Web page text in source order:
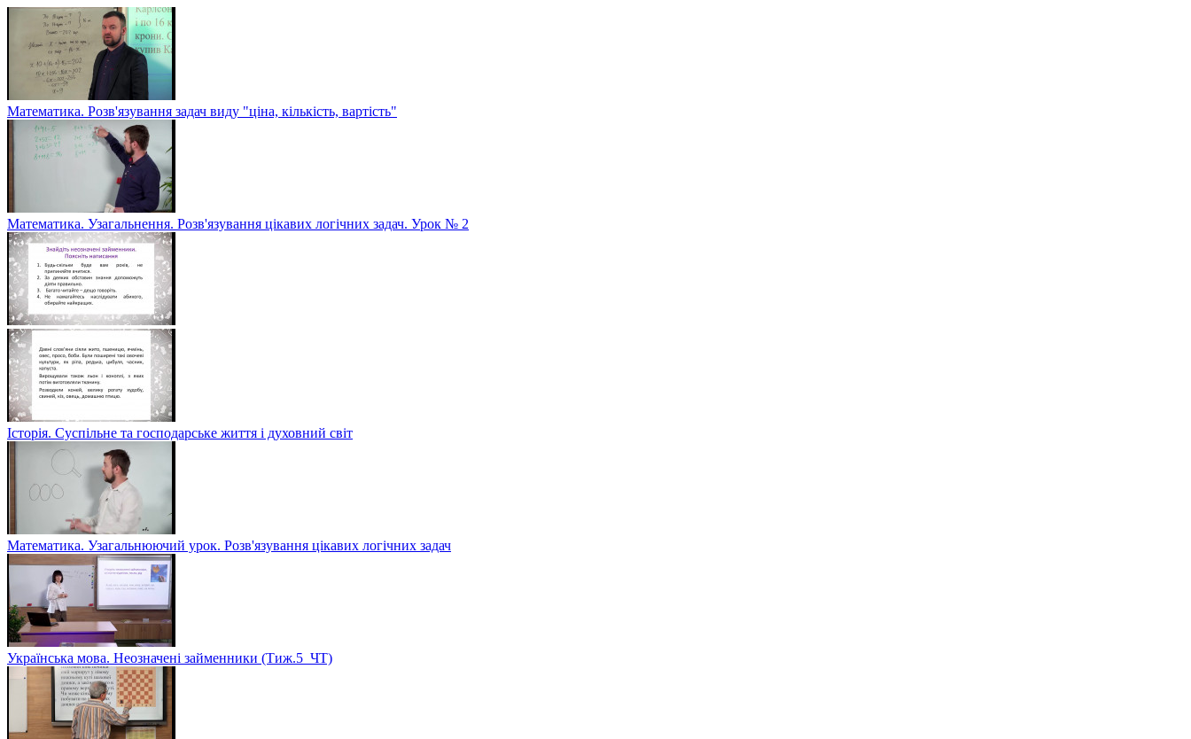
Математика. Розв'язування задач виду "ціна, кількість, вартість"
Математика. Узагальнення. Розв'язування цікавих логічних задач. Урок № 2
Історія. Суспільне та господарське життя і духовний світ
Математика. Узагальнюючий урок. Розв'язування цікавих логічних задач
Українська мова. Неозначені займенники (Тиж.5_ЧТ)